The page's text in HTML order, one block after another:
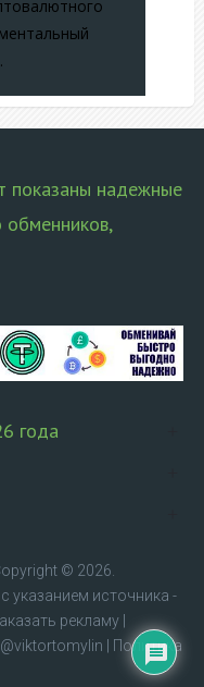
показаны надежные
обменников,
года
© 2026.
указанием источника -
рекламу|
Политика